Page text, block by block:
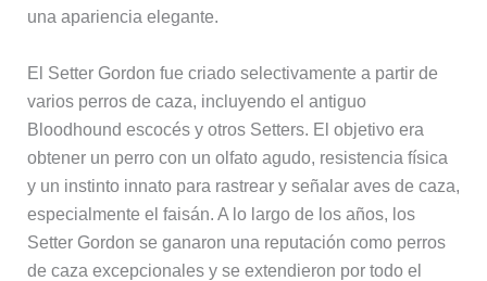
una apariencia elegante.
El Setter Gordon fue criado selectivamente a partir de
varios perros de caza, incluyendo el antiguo
Bloodhound escocés y otros Setters. El objetivo era
obtener un perro con un olfato agudo, resistencia física
y un instinto innato para rastrear y señalar aves de caza,
especialmente el faisán. A lo largo de los años, los
Setter Gordon se ganaron una reputación como perros
de caza excepcionales y se extendieron por todo el